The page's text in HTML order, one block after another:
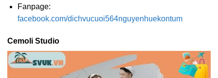
Fanpage:
facebook.com/dichvucuoi564nguyenhuekontum
Cemoli Studio